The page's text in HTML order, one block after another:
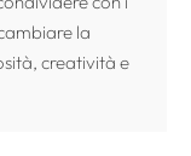
la
creatività e